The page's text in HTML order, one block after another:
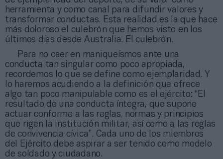
herramienta y como canal para difundir valores y
transformar conductas. Esta realidad es la que hace
más doloroso el culebrón que hemos visto en los
últimos días desde Australia. El culebrón.
Para no caer en maniqueísmos ante una
conducta tan singular como poco apropiada,
recordemos lo que se define como ejemplaridad. Y
lo haremos acudiendo a la definición que ofrece
algo tan poco manipulable como es el ejército: “El
resultado de una conducta íntegra, que supone
actuar conforme a las reglas, normas y principios
que rigen la institución militar, así como a las reglas
de convivencia cívica”. Cada uno de los miembros
del Ejército debe aspirar a ser tenido como modelo
de soldado y ciudadano.